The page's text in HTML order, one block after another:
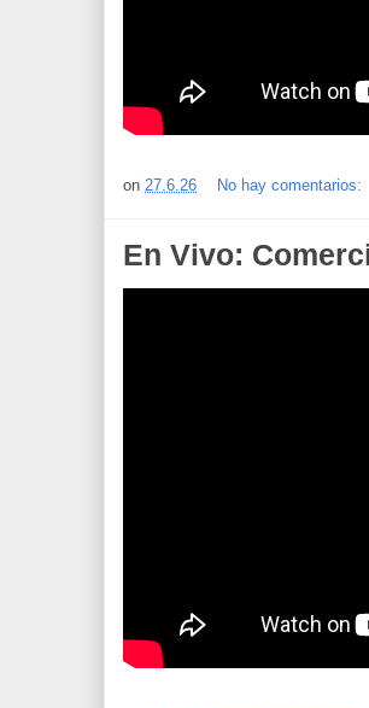
on 27.6.26 No hay comentarios:
En Vivo: